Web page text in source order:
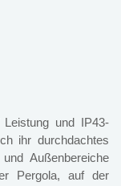
und IP43-
ihr durchdachtes
Außenbereiche
Pergola, auf der